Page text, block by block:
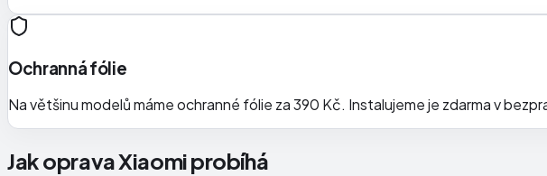
Ochranná fólie
Na většinu modelů máme ochranné fólie za 390 Kč. Instalujeme je zdarma v
Jak oprava Xiaomi probíhá